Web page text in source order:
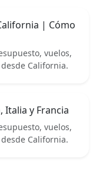
| Cómo
vuelos,
California.
Italia y Francia
vuelos,
California.